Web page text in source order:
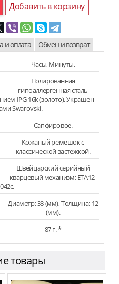
Добавить в корзину
и оплата Обмен и возврат
Часы, Минуты.
Полированная
гипоаллергенная сталь
IPG 16k (золото). Украшен
Swarovski.
Сапфировое.
Кожаный ремешок с
классической застежкой.
Швейцарский серийный
кварцевый механизм: ETA12-
042c.
Диаметр: 38 (мм), Толщина: 12
(мм).
87 г. *
товары